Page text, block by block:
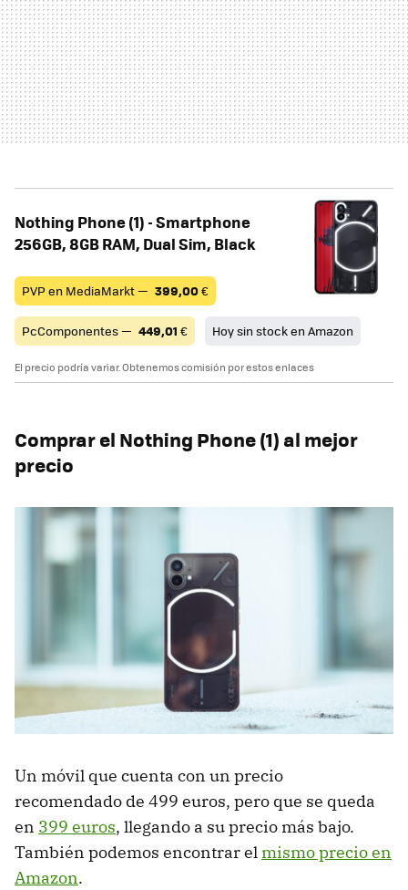
Nothing Phone (1) - Smartphone
256GB, 8GB RAM, Dual Sim, Black
PVP en MediaMarkt — 399,00€
PcComponentes — 449,01 € Hoy sin stock en Amazon
El precio podría variar. Obtenemos comisión por estos enlaces
Comprar el Nothing Phone (1) al mejor
precio
Un móvil que cuenta con un precio
recomendado de 499 euros, pero que se queda
en 399 euros, llegando a su precio más bajo.
También podemos encontrar elmismo precio en
Amazon.